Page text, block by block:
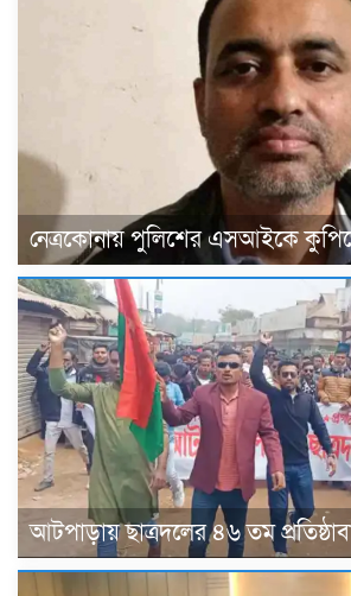
নেত্রকোনায় পুলিশের এসআইকে
আটপাড়ায় ছাত্রদলের ৪৬ তম